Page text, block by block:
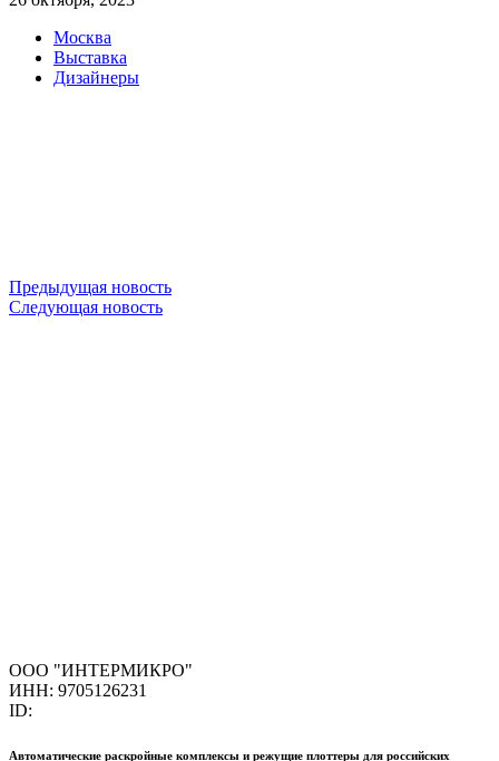
Москва
Выставка
Дизайнеры
Предыдущая новость
Следующая новость
ООО "ИНТЕРМИКРО"
ИНН: 9705126231
ID:
Автоматические раскройные комплексы и режущие плоттеры для российских